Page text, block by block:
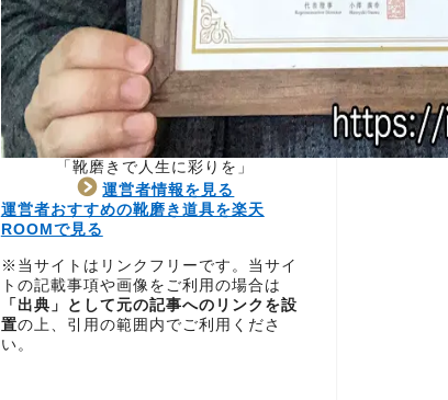
「靴磨きで人生に彩りを」
運営者情報を見る
運営者おすすめの靴磨き道具を楽天
ROOMで見る
※当サイトはリンクフリーです。当サイ
トの記載事項や画像をご利用の場合は
「出典」として元の記事へのリンクを設
置の上、引用の範囲内でご利用くださ
い。